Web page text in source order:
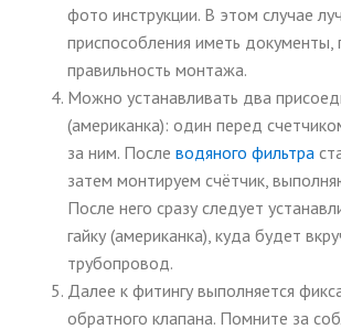
фото инструкции. В этом случае
приспособления иметь документы,
правильность монтажа.
Можно устанавливать два
(американка): один перед
за ним. После водяного фильтра
затем монтируем счётчик,
После него сразу следует
гайку (американка), куда будет
трубопровод.
Далее к фитингу выполняется
обратного клапана. Помните за